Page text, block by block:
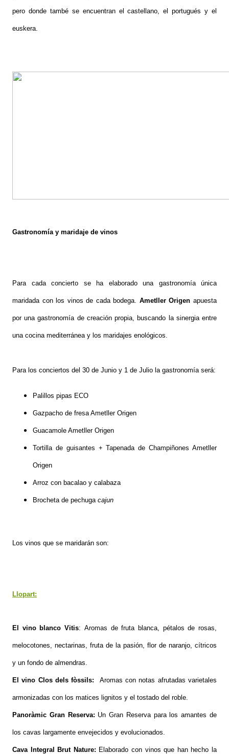
pero donde també se encuentran el castellano, el portugués y el
euskera.
Gastronomía y maridaje de vinos
Para cada concierto se ha elaborado una gastronomía única
maridada con los vinos de cada bodega. Ametller Origen apuesta
por una gastronomía de creación propia, buscando la sinergia entre
una cocina mediterránea y los maridajes enológicos.
Para los conciertos del 30 de Junio y 1 de Julio la gastronomía será:
Palillos pipas ECO
Gazpacho de fresa Ametller Origen
Guacamole Ametller Origen
Tortilla de guisantes + Tapenada de Champiñones Ametller
Origen
Arroz con bacalao y calabaza
Brocheta de pechuga cajun
Los vinos que se maridarán son:
Llopart:
El vino blanco Vitis: Aromas de fruta blanca, pétalos de rosas,
melocotones, nectarinas, fruta de la pasión, flor de naranjo, cítricos
y un fondo de almendras.
El vino Clos dels fòssils: Aromas con notas afrutadas varietales
armonizadas con los matices lignitos y el tostado del roble.
Panoràmic Gran Reserva: Un Gran Reserva para los amantes de
los cavas largamente envejecidos y evolucionados.
Cava Integral Brut Nature: Elaborado con vinos que han hecho la